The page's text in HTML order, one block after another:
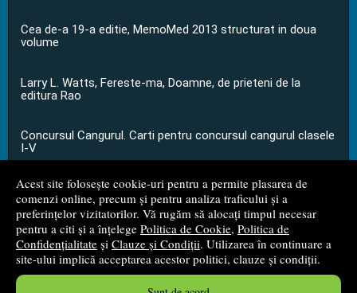
Acest site folosește cookie-uri pentru a permite plasarea de
comenzi online, precum și pentru analiza traficului și a
preferințelor vizitatorilor. Vă rugăm să alocați timpul necesar
pentru a citi și a înțelege Politica de Cookie, Politica de
Confidențialitate și Clauze și Condiții. Utilizarea în continuare a
site-ului implică acceptarea acestor politici, clauze și condiții.
Cea de-a 19-a editie, MemoMed 2013 structurat in doua
volume
Larry L. Watts, Fereste-ma, Doamne, de prieteni de la
editura Rao
Concursul Cangurul. Carti pentru concursul cangurul clasele
I-V
...toate știrile
© 2008 - 2026S.C. M.G. Net Distribution S.R.L.
Magazin onlinecreat deVital Soft